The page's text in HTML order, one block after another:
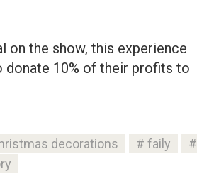
on the show, this experience
donate 10% of their profits to
decorations
faily